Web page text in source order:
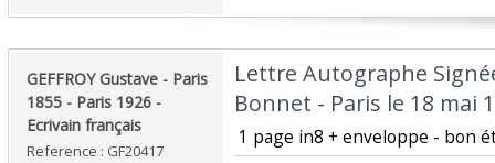
‎GEFFROY Gustave - Paris
1855 - Paris 1926 -
Ecrivain français ‎
Reference : GF20417
‎Lettre Autographe
Bonnet - Paris le 18 mai
1 page in8 + enveloppe - bon